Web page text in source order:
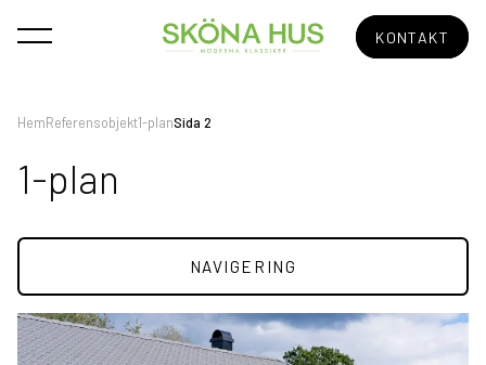
KONTAKT
HemReferensobjekt1-planSida 2
1-plan
NAVIGERING
2-plan